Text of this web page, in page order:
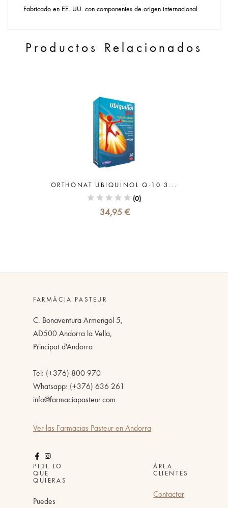
Fabricado en EE. UU. con componentes de origen internacional.
Productos Relacionados
ORTHONAT UBIQUINOL Q-10 3...
(0)
34,95 €
FARMÀCIA PASTEUR
C. Bonaventura Armengol 5,
AD500 Andorra la Vella,
Principat d'Andorra
Tel: (+376) 800 970
Whatsapp: (+376) 636 261
info@farmaciapasteur.com
Ver las Farmacias Pasteur en Andorra
PIDE LO
QUE
QUIERAS
Puedes
ÁREA
CLIENTES
Contactar